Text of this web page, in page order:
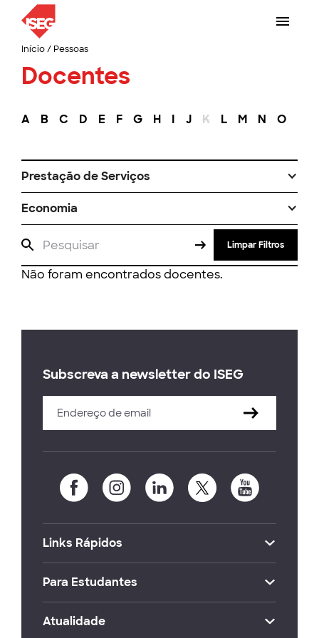
Início/ Pessoas
Docentes
A B C D E F G H I J K L M N O
Prestação de Serviços
Economia
Limpar Filtros
Não foram encontrados docentes.
Subscreva a newsletter do ISEG
Links Rápidos
Para Estudantes
Atualidade